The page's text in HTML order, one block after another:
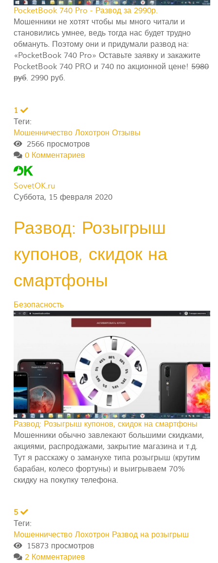
PocketBook 740 Pro - Развод за 2990р.
Мошенники не хотят чтобы мы много читали и
становились умнее, ведь тогда нас будет трудно
обмануть. Поэтому они и придумали развод на:
«PocketBook 740 Pro» Оставьте заявку и закажите
PocketBook 740 PRO и 740 по акционной цене!5980
руб. 2990 руб.
1
Теги:
Мошенничество Лохотрон Отзывы
2566 просмотров
0 Комментариев
SovetOK.ru
Суббота, 15 февраля 2020
Развод: Розыгрыш
купонов, скидок на
смартфоны
Безопасность
Развод: Розыгрыш купонов, скидок на смартфоны
Мошенники обычно завлекают большими скидками,
акциями, распродажами, закрытие магазина и т.д.
Тут я расскажу о заманухе типа розыгрыш (крутим
барабан, колесо фортуны) и выигрываем 70%
скидку на покупку телефона.
5
Теги:
Мошенничество Лохотрон Развод на розыгрыш
15873 просмотров
2 Комментариев